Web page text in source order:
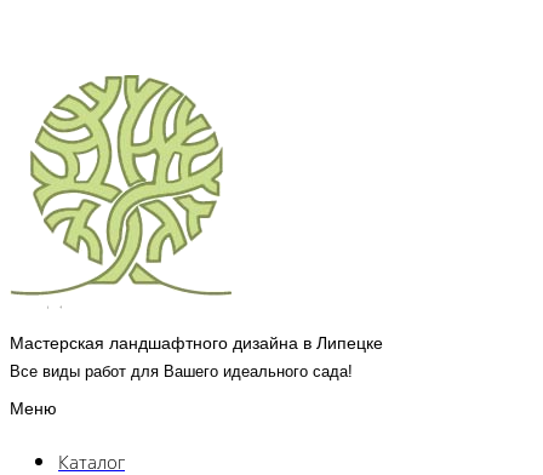
Мастерская ландшафтного дизайна в Липецке
Все виды работ для Вашего идеального сада!
Меню
Каталог